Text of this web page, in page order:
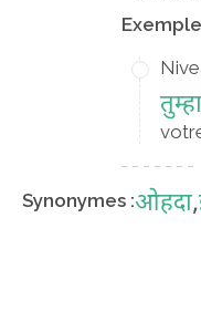
Synonymes :ओहदा,